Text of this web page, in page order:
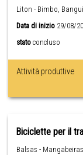
Liton - Bimbo,
Data di inizio 29/08/
stato concluso
Attività produttive
Biciclette per il
Balsas -